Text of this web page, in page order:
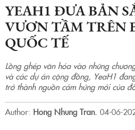
YEAH1 ĐƯA BẢN
VƯƠN TẦM TRÊN
QUỐC TẾ
Lồng ghép văn hóa vào những
và các dự án cộng đồng, YeaH1
trở thành nguồn cảm hứng mới của
Author: Hong Nhung Tran. 04-06-